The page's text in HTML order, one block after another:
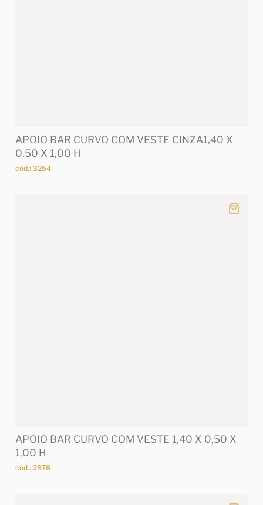
APOIO BAR CURVO COM VESTE CINZA1,40 X
0,50 X 1,00 H
cód.: 3254
APOIO BAR CURVO COM VESTE 1,40 X 0,50 X
1,00 H
cód.: 2978